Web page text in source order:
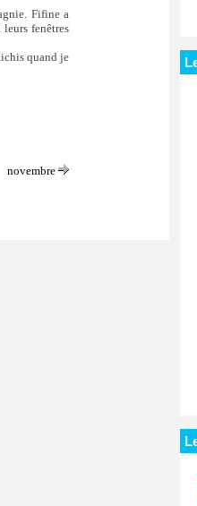
Fifine a
fenêtres
quand je
novembre